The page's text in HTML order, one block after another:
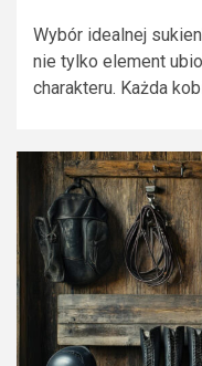
Wybór idealnej
nie tylko element
charakteru. Każda